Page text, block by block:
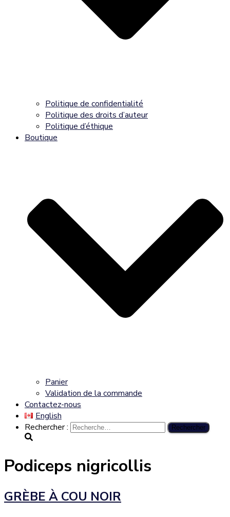
Politique de confidentialité
Politique des droits d’auteur
Politique d’éthique
Boutique
Panier
Validation de la commande
Contactez-nous
English
Rechercher :
Podiceps nigricollis
GRÈBE À COU NOIR